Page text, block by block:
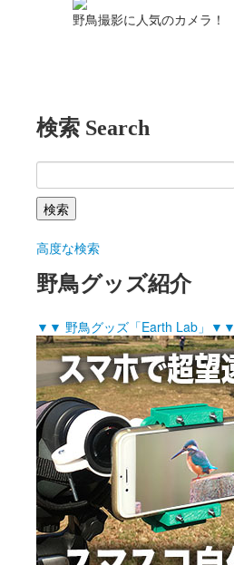
野鳥撮影に人気のカメラ！
検索 Search
高度な検索
野鳥グッズ紹介
▼▼ 野鳥グッズ「Earth Lab」▼▼